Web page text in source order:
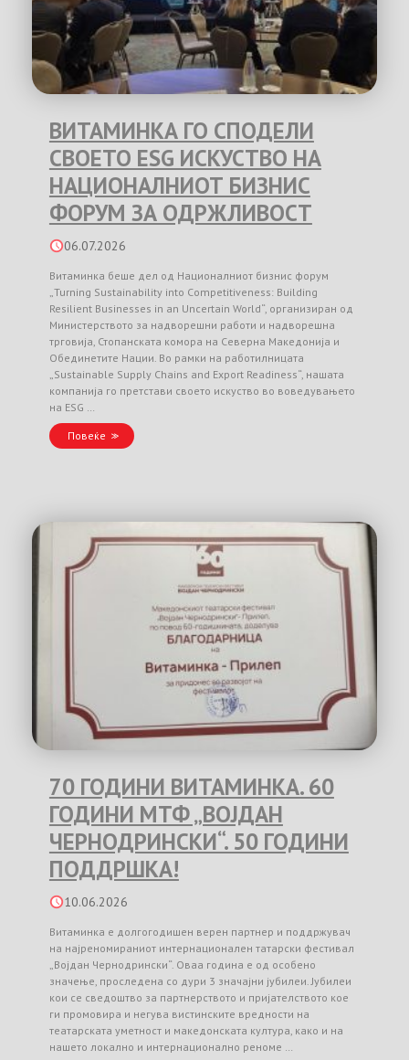
ВИТАМИНКА ГО СПОДЕЛИ
СВОЕТО ESG ИСКУСТВО НА
НАЦИОНАЛНИОТ БИЗНИС
ФОРУМ ЗА ОДРЖЛИВОСТ
06.07.2026
Витаминка беше дел од Националниот бизнис форум
„Turning Sustainability into Competitiveness: Building
Resilient Businesses in an Uncertain World“, организиран од
Министерството за надворешни работи и надворешна
трговија, Стопанската комора на Северна Македонија и
Обединетите Нации. Во рамки на работилницата
„Sustainable Supply Chains and Export Readiness“, нашата
компанија го претстави своето искуство во воведувањето
на ESG …
Повеќе
70 ГОДИНИ ВИТАМИНКА. 60
ГОДИНИ МТФ „ВОЈДАН
ЧЕРНОДРИНСКИ“. 50 ГОДИНИ
ПОДДРШКА!
10.06.2026
Витаминка е долгогодишен верен партнер и поддржувач
на најреномираниот интернационален татарски фестивал
„Војдан Чернодрински“. Оваа година е од особено
значење, проследена со дури 3 значајни јубилеи. Јубилеи
кои се сведоштво за партнерството и пријателството кое
ги промовира и негува вистинските вредности на
театарската уметност и македонската култура, како и на
нашето локално и интернационално реноме …